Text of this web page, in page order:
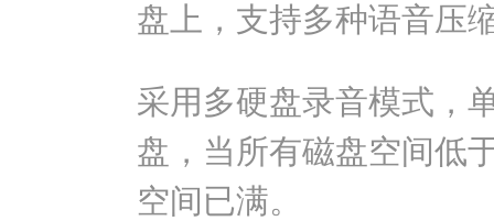
盘上，支持多种语音压
采用多硬盘录音模式，
盘，当所有磁盘空间低
空间已满。